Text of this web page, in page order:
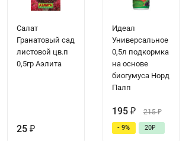
Салат
Гранатовый сад
листовой цв.п
0,5гр Аэлита
25 ₽
Идеал
Универсальное
0,5л подкормка
на основе
биогумуса Норд
Палп
195 ₽ 215₽
- 9% 20₽